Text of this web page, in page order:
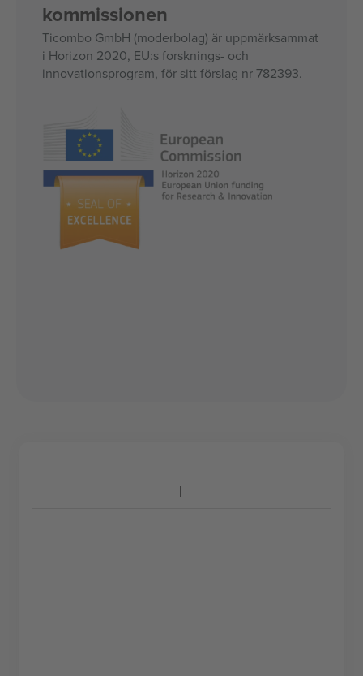
kommissionen
Ticombo GmbH (moderbolag) är uppmärksammat
i Horizon 2020, EU:s forsknings- och
innovationsprogram, för sitt förslag nr 782393.